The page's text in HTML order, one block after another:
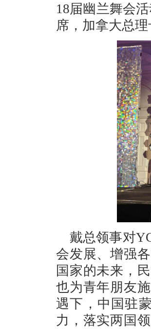
18届幽兰舞会
席，加拿大总
戴总领事对
会发展、增强
国家的未来，
也为青年朋友
遇下，中国驻
力，落实两国